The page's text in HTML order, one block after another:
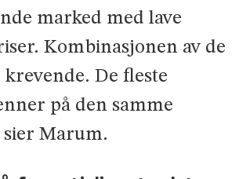
marked med lave
Kombinasjonen av de
De fleste
på den samme
sier Marum.